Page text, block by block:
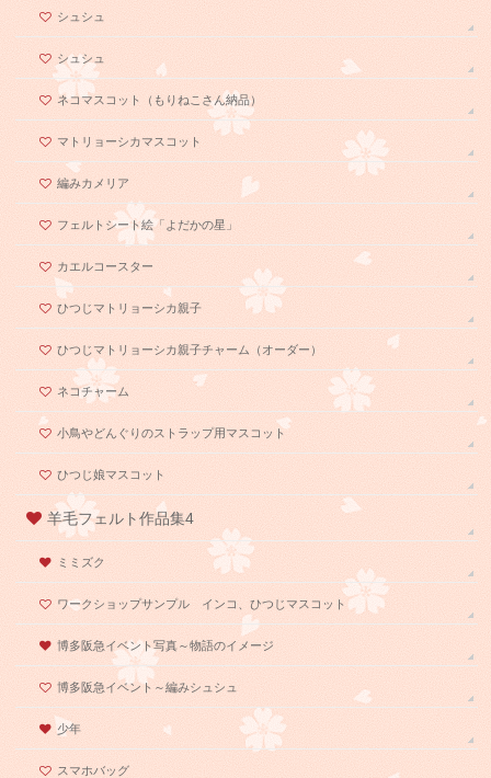
シュシュ
シュシュ
ネコマスコット（もりねこさん納品）
マトリョーシカマスコット
編みカメリア
フェルトシート絵「よだかの星」
カエルコースター
ひつじマトリョーシカ親子
ひつじマトリョーシカ親子チャーム（オーダー）
ネコチャーム
小鳥やどんぐりのストラップ用マスコット
ひつじ娘マスコット
羊毛フェルト作品集4
ミミズク
ワークショップサンプル インコ、ひつじマスコット
博多阪急イベント写真～物語のイメージ
博多阪急イベント～編みシュシュ
少年
スマホバッグ